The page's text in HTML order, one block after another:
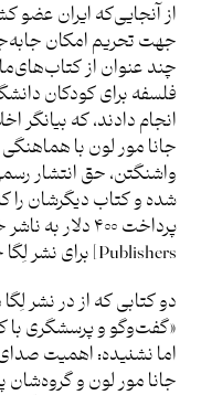
از آنجایی‌که ایران عضو
جهت تحریم امکان
چند عنوان از
فلسفه برای کودکان
انجام دادند، که
جانا مور لون با
واشنگتن، حق انتشار
شده و کتاب دیگرشان را
Publishers] برای نشر لِگا خریداری کردند.
دو کتابی که از در نشر
«گفت‌وگو و پرسشگری با
اما نشنیده: اهمیت